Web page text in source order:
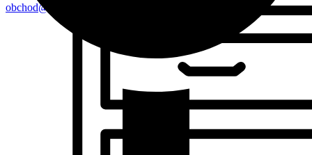
obchod@skolacikmajo.sk